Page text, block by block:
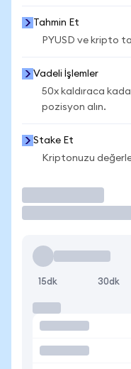
Tahmin Et
PYUSD ve kripto
Vadeli İşlemler
50x kaldıraca
pozisyon alın.
Stake Et
Kriptonuzu
15dk 30dk